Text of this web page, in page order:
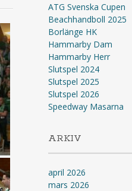
ATG Svenska Cupen
Beachhandboll 2025
Borlänge HK
Hammarby Dam
Hammarby Herr
Slutspel 2024
Slutspel 2025
Slutspel 2026
Speedway Masarna
ARKIV
april 2026
mars 2026